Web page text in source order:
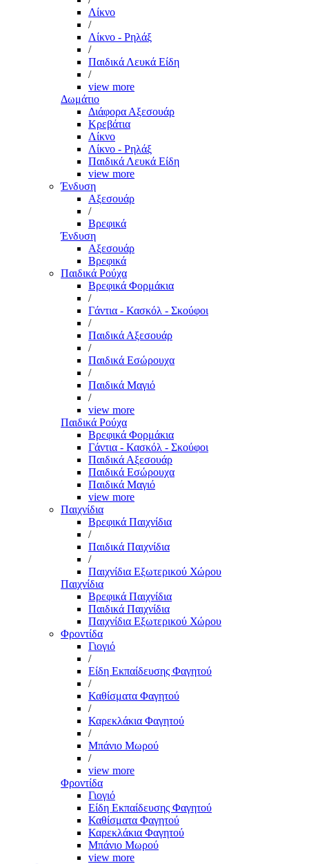
Λίκνο
/
Λίκνο - Ρηλάξ
/
Παιδικά Λευκά Είδη
/
view more
Δωμάτιο
Διάφορα Αξεσουάρ
Κρεβάτια
Λίκνο
Λίκνο - Ρηλάξ
Παιδικά Λευκά Είδη
view more
Ένδυση
Αξεσουάρ
/
Βρεφικά
Ένδυση
Αξεσουάρ
Βρεφικά
Παιδικά Ρούχα
Βρεφικά Φορμάκια
/
Γάντια - Κασκόλ - Σκούφοι
/
Παιδικά Αξεσουάρ
/
Παιδικά Εσώρουχα
/
Παιδικά Μαγιό
/
view more
Παιδικά Ρούχα
Βρεφικά Φορμάκια
Γάντια - Κασκόλ - Σκούφοι
Παιδικά Αξεσουάρ
Παιδικά Εσώρουχα
Παιδικά Μαγιό
view more
Παιχνίδια
Βρεφικά Παιχνίδια
/
Παιδικά Παιχνίδια
/
Παιχνίδια Εξωτερικού Χώρου
Παιχνίδια
Βρεφικά Παιχνίδια
Παιδικά Παιχνίδια
Παιχνίδια Εξωτερικού Χώρου
Φροντίδα
Γιογιό
/
Είδη Εκπαίδευσης Φαγητού
/
Καθίσματα Φαγητού
/
Καρεκλάκια Φαγητού
/
Μπάνιο Μωρού
/
view more
Φροντίδα
Γιογιό
Είδη Εκπαίδευσης Φαγητού
Καθίσματα Φαγητού
Καρεκλάκια Φαγητού
Μπάνιο Μωρού
view more